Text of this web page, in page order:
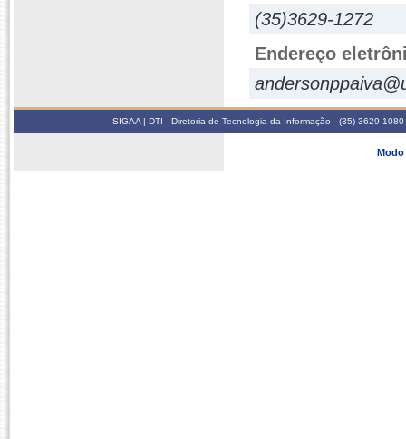
(35)3629-1272
Endereço
SIGAA | DTI - Diretoria de Tecnologia da Informação - (35) 3629-
Modo